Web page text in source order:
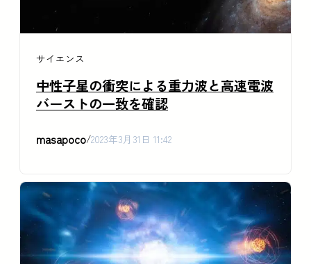
サイエンス
中性子星の衝突による重力波と高速電波
バーストの一致を確認
masapoco/2023年3月31日 11:42